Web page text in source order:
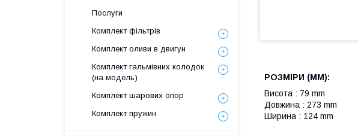
РОЗМІРИ (MM):
Висота : 79 mm
Довжина : 273 mm
Ширина : 124 mm
Послуги
Комплект фільтрів
Комплект оливи в двигун
Комплект гальмівних колодок
(на модель)
Комплект шарових опор
Комплект пружин